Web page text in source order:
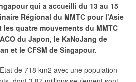
qui a accueilli du 13 au 15
Régional du MMTC pour l’Asie
les quatre mouvements du MMTC
du Japon, le KaNoJang de
et le CFSM de Singapour.
de 718 km2 avec une population